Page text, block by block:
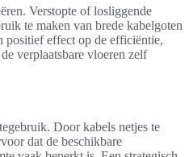
Verstopte of losliggende
te maken van brede kabelgoten
positief effect op de efficiëntie,
verplaatsbare vloeren zelf
Door kabels netjes te
dat de beschikbare